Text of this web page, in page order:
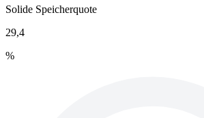
Solide Speicherquote
29,4
%